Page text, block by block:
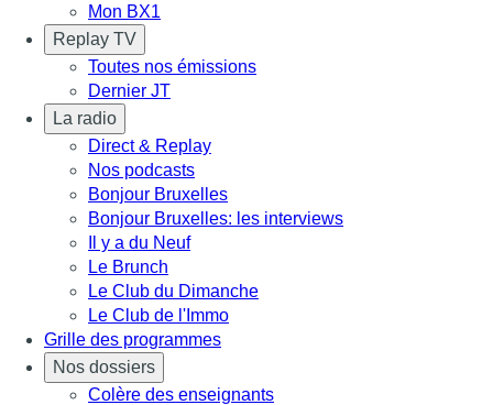
Mon BX1
Replay TV
Toutes nos émissions
Dernier JT
La radio
Direct & Replay
Nos podcasts
Bonjour Bruxelles
Bonjour Bruxelles: les interviews
Il y a du Neuf
Le Brunch
Le Club du Dimanche
Le Club de l'Immo
Grille des programmes
Nos dossiers
Colère des enseignants